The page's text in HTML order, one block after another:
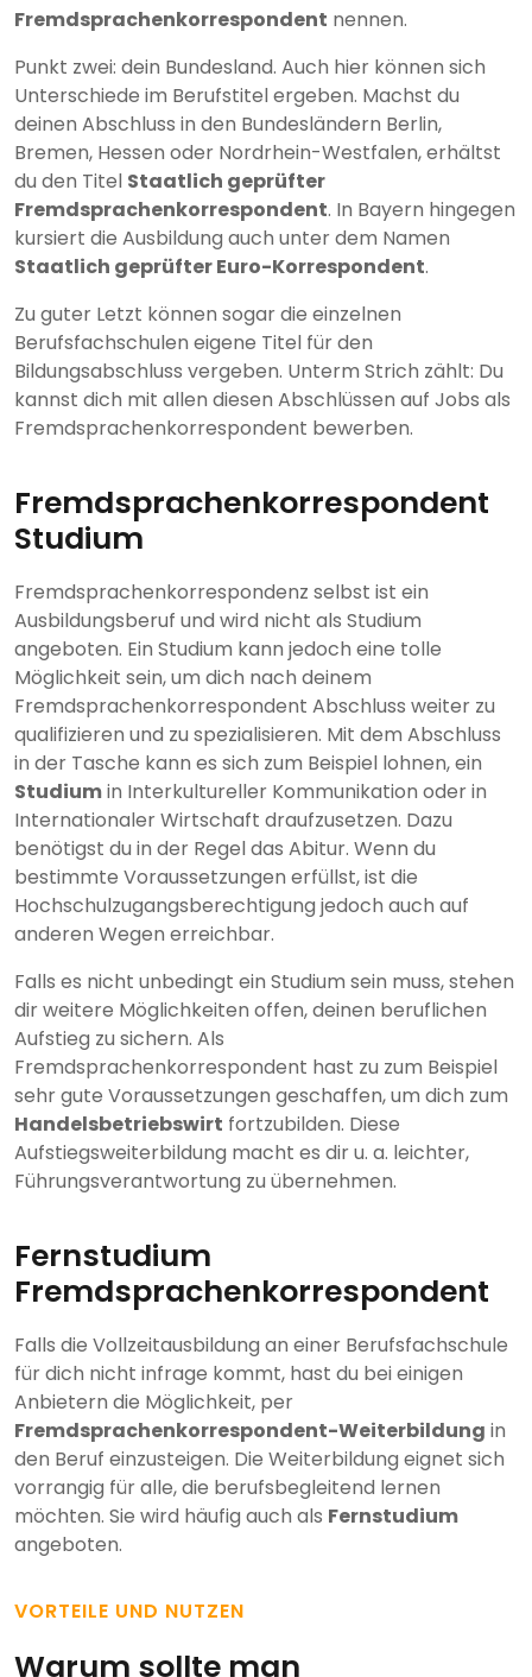
Fremdsprachenkorrespondent nennen.
Punkt zwei: dein Bundesland. Auch hier können sich
Unterschiede im Berufstitel ergeben. Machst du
deinen Abschluss in den Bundesländern Berlin,
Bremen, Hessen oder Nordrhein-Westfalen, erhältst
du den Titel Staatlich geprüfter
Fremdsprachenkorrespondent. In Bayern hingegen
kursiert die Ausbildung auch unter dem Namen
Staatlich geprüfter Euro-Korrespondent.
Zu guter Letzt können sogar die einzelnen
Berufsfachschulen eigene Titel für den
Bildungsabschluss vergeben. Unterm Strich zählt: Du
kannst dich mit allen diesen Abschlüssen auf Jobs als
Fremdsprachenkorrespondent bewerben.
Fremdsprachenkorrespondent
Studium
Fremdsprachenkorrespondenz selbst ist ein
Ausbildungsberuf und wird nicht als Studium
angeboten. Ein Studium kann jedoch eine tolle
Möglichkeit sein, um dich nach deinem
Fremdsprachenkorrespondent Abschluss weiter zu
qualifizieren und zu spezialisieren. Mit dem Abschluss
in der Tasche kann es sich zum Beispiel lohnen, ein
Studiumin Interkultureller Kommunikation oder in
Internationaler Wirtschaft draufzusetzen. Dazu
benötigst du in der Regel das Abitur. Wenn du
bestimmte Voraussetzungen erfüllst, ist die
Hochschulzugangsberechtigung jedoch auch auf
anderen Wegen erreichbar.
Falls es nicht unbedingt ein Studium sein muss, stehen
dir weitere Möglichkeiten offen, deinen beruflichen
Aufstieg zu sichern. Als
Fremdsprachenkorrespondent hast zu zum Beispiel
sehr gute Voraussetzungen geschaffen, um dich zum
Handelsbetriebswirt fortzubilden. Diese
Aufstiegsweiterbildung macht es dir u. a. leichter,
Führungsverantwortung zu übernehmen.
Fernstudium
Fremdsprachenkorrespondent
Falls die Vollzeitausbildung an einer Berufsfachschule
für dich nicht infrage kommt, hast du bei einigen
Anbietern die Möglichkeit, per
Fremdsprachenkorrespondent-Weiterbildung in
den Beruf einzusteigen. Die Weiterbildung eignet sich
vorrangig für alle, die berufsbegleitend lernen
möchten. Sie wird häufig auch als Fernstudium
angeboten.
VORTEILE UND NUTZEN
Warum sollte man